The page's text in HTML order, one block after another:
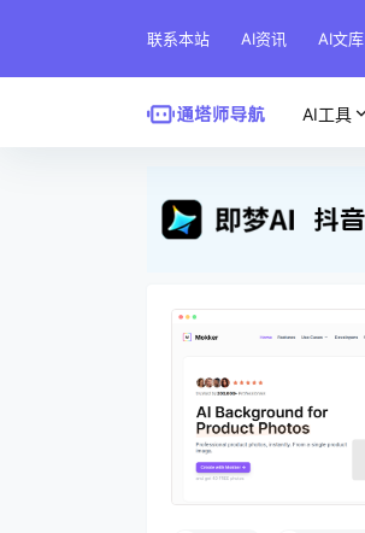
联系本站 AI资讯 AI文库
AI工具